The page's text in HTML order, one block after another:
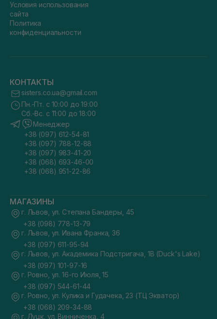
Условия использования
сайта
Политика
конфиденциальности
КОНТАКТЫ
sisters.co.ua@gmail.com
Пн.-Пт. с 10:00 до 19:00
Сб.-Вс. с 11:00 до 18:00
Менеджер
+38 (097) 612-54-81
+38 (097) 788-12-88
+38 (097) 983-41-20
+38 (068) 693-46-00
+38 (068) 951-22-86
МАГАЗИНЫ
г. Львов, ул. Степана Бандеры, 45
+38 (098) 778-13-79
г. Львов, ул. Ивана Франка, 36
+38 (097) 611-95-94
г. Львов, ул. Академика Подстригача, 1В (Duck's Lake)
+38 (097) 101-97-16
г. Ровно, ул. 16-го Июля, 15
+38 (097) 544-61-44
г. Ровно, ул. Кулика и Гудачека, 23 (ТЦ Экватор)
+38 (068) 209-34-88
г. Луцк, ул. Винниченка, 4